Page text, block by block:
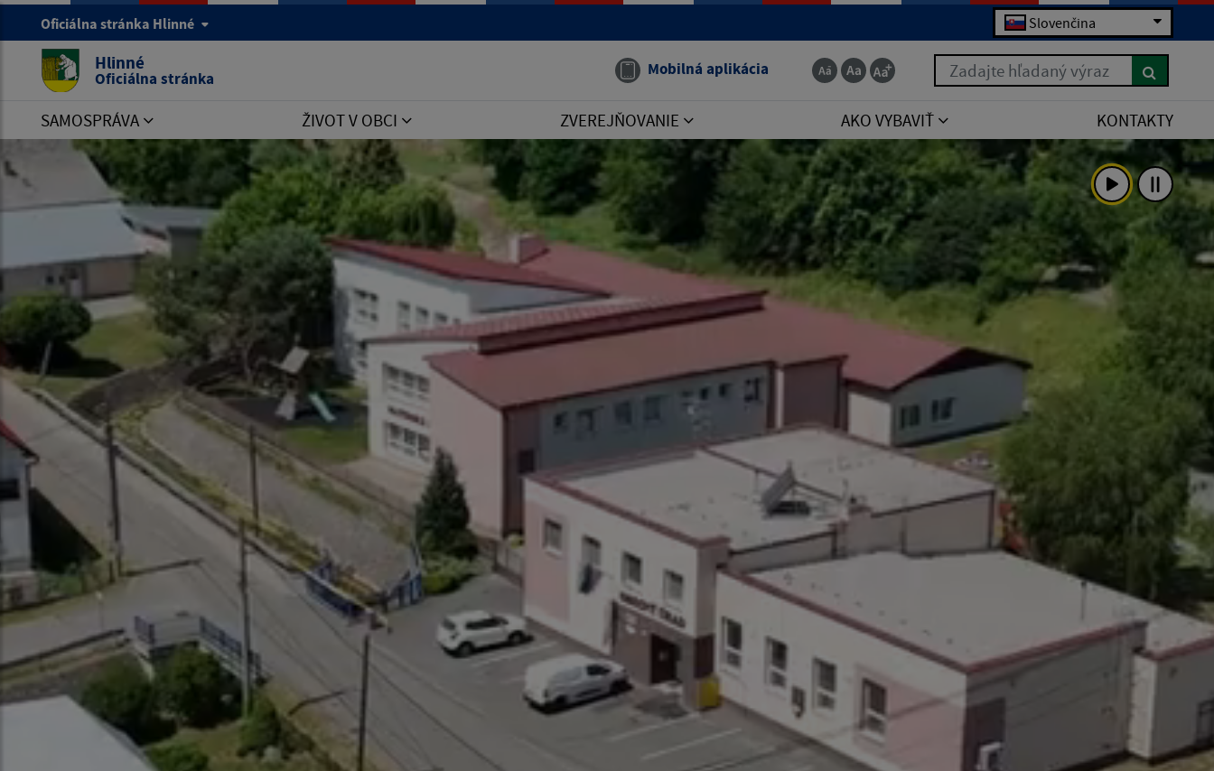
Oficiálna stránka Hlinné Slovenčina
Hlinné
Oficiálna stránka Mobilná aplikácia Zadajte hľadaný výraz
SAMOSPRÁVA ŽIVOT V OBCI ZVEREJŇOVANIE AKO VYBAVIŤ KONTAKTY